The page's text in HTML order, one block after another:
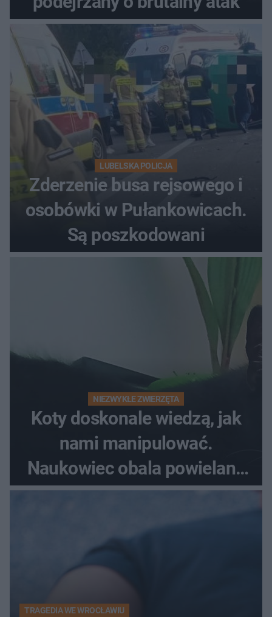
LUBELSKA POLICJA
Zderzenie busa rejsowego i
osobówki w Pułankowicach.
Są poszkodowani
NIEZWYKŁE ZWIERZĘTA
Koty doskonale wiedzą, jak
nami manipulować.
Naukowiec obala powielane
od lat mity na ich temat
TRAGEDIA WE WROCŁAWIU